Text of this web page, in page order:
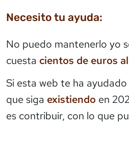
Necesito tu ayuda:
No puedo mantenerlo yo
cuesta cientos de euros
Si esta web te ha
que siga existiendo en
es contribuir, con lo que